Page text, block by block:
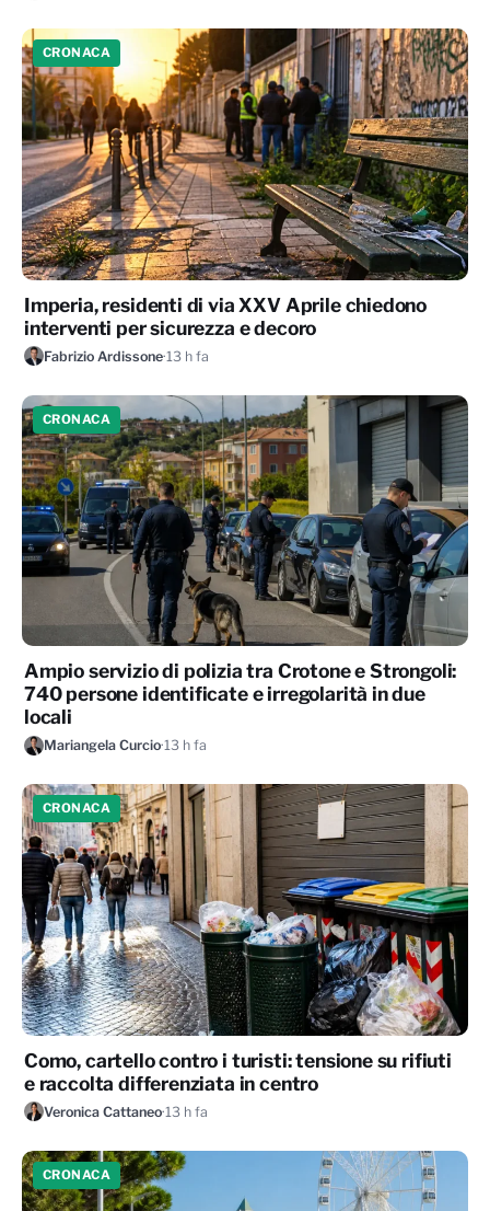
CRONACA
Imperia, residenti di via XXV Aprile chiedono
interventi per sicurezza e decoro
Fabrizio Ardissone·13 h fa
CRONACA
Ampio servizio di polizia tra Crotone e Strongoli:
740 persone identificate e irregolarità in due
locali
Mariangela Curcio·13 h fa
CRONACA
Como, cartello contro i turisti: tensione su rifiuti
e raccolta differenziata in centro
Veronica Cattaneo·13 h fa
CRONACA